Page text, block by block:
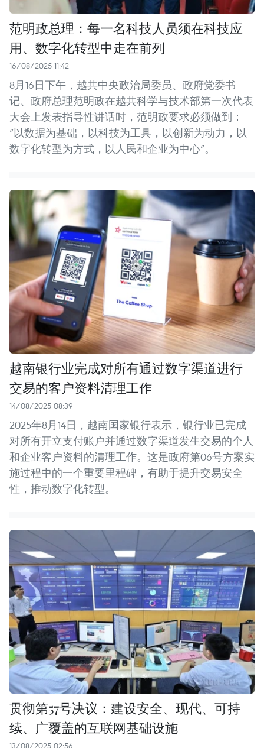
范明政总理：每一名科技人员须在科技应
用、数字化转型中走在前列
16/08/2025 11:42
8月16日下午，越共中央政治局委员、政府党委书
记、政府总理范明政在越共科学与技术部第一次代表
大会上发表指导性讲话时，范明政要求必须做到：
“以数据为基础，以科技为工具，以创新为动力，以
数字化转型为方式，以人民和企业为中心”。
越南银行业完成对所有通过数字渠道进行
交易的客户资料清理工作
14/08/2025 08:39
2025年8月14日，越南国家银行表示，银行业已完成
对所有开立支付账户并通过数字渠道发生交易的个人
和企业客户资料的清理工作。这是政府第06号方案实
施过程中的一个重要里程碑，有助于提升交易安全
性，推动数字化转型。
贯彻第57号决议：建设安全、现代、可持
续、广覆盖的互联网基础设施